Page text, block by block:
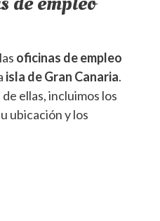
oficinas de empleo
isla de Gran Canaria.
ellas, incluimos los
ubicación y los